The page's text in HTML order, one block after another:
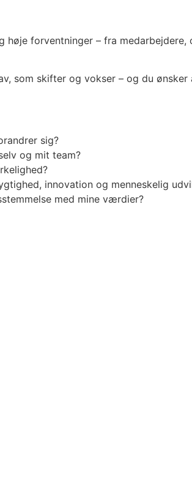
forventninger – fra
som skifter og vokser – og du
sig?
og mit team?
innovation og menneskelig
med mine værdier?